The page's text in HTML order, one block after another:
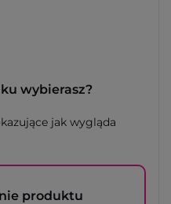
wybierasz?
jak wygląda
produktu